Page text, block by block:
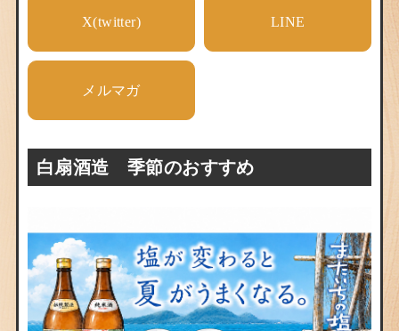
X(twitter) LINE
メルマガ
白扇酒造 季節のおすすめ